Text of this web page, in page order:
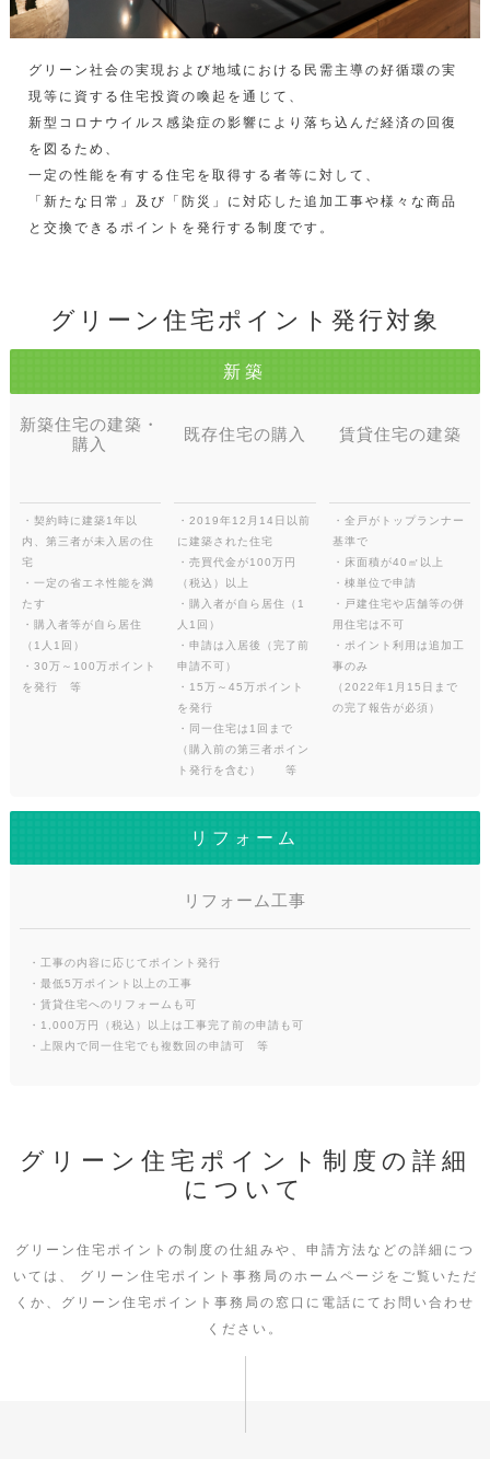
グリーン社会の実現および地域における民需主導の好循環の実
現等に資する住宅投資の喚起を通じて、
新型コロナウイルス感染症の影響により落ち込んだ経済の回復
を図るため、
一定の性能を有する住宅を取得する者等に対して、
「新たな日常」及び「防災」に対応した追加工事や様々な商品
と交換できるポイントを発行する制度です。
グリーン住宅ポイント発行対象
新築
新築住宅の建築・
購入
・契約時に建築1年以
内、第三者が未入居の住
宅
・一定の省エネ性能を満
たす
・購入者等が自ら居住
（1人1回）
・30万～100万ポイント
を発行 等
既存住宅の購入
・2019年12月14日以前
に建築された住宅
・売買代金が100万円
（税込）以上
・購入者が自ら居住（1
人1回）
・申請は入居後（完了前
申請不可）
・15万～45万ポイント
を発行
・同一住宅は1回まで
（購入前の第三者ポイン
ト発行を含む） 等
賃貸住宅の建築
・全戸がトップランナー
基準で
・床面積が40㎡以上
・棟単位で申請
・戸建住宅や店舗等の併
用住宅は不可
・ポイント利用は追加工
事のみ
（2022年1月15日まで
の完了報告が必須）
リフォーム
リフォーム工事
・工事の内容に応じてポイント発行
・最低5万ポイント以上の工事
・賃貸住宅へのリフォームも可
・1,000万円（税込）以上は工事完了前の申請も可
・上限内で同一住宅でも複数回の申請可 等
グリーン住宅ポイント制度の詳細
について
グリーン住宅ポイントの制度の仕組みや、申請方法などの詳細につ
いては、
グリーン住宅ポイント事務局のホームページをご覧いただ
くか、グリーン住宅ポイント事務局の窓口に電話にてお問い合わせ
ください。